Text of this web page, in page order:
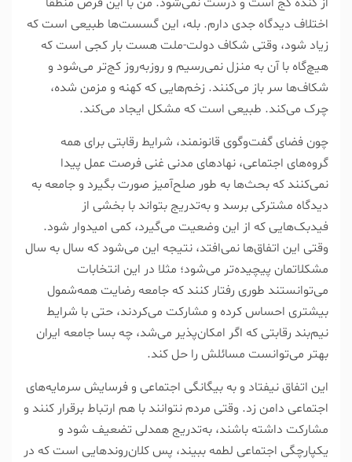
اختلاف دیدگاه جدی دارم. بله، این گسست‌ها طبیعی است که
زیاد شود، وقتی شکاف دولت-ملت هست بار کجی است که
هیچ‌گاه با آن به منزل نمی‌رسیم و روزبه‌روز کج‌تر می‌شود و
شکاف‌ها سر باز می‌کنند. زخم‌هایی که کهنه و مزمن شده،
چرک می‌کند. طبیعی است که مشکل ایجاد می‌کند.
چون فضای گفت‌وگوی قانونمند، شرایط رقابتی برای همه
گروه‌های اجتماعی، نهاد‌های مدنی غنی فرصت عمل پیدا
نمی‌کنند که بحث‌ها به طور صلح‌آمیز صورت بگیرد و جامعه به
دیدگاه مشترکی برسد و به‌تدریج بتواند با بخشی از
فیدبک‌هایی که از این وضعیت می‌گیرد، کمی امیدوار شود.
وقتی این اتفاق‌ها نمی‌افتد، نتیجه این می‌شود که سال به سال
مشکلاتمان پیچیده‌تر می‌شود؛ مثلا در این انتخابات
می‌توانستند طوری رفتار کنند که جامعه رضایت همه‌شمول
بیشتری احساس کرده و مشارکت می‌کردند، حتی با شرایط
نیم‌بند رقابتی که اگر امکان‌پذیر می‌شد، چه بسا جامعه ایران
بهتر می‌توانست مسائلش را حل کند.
این اتفاق نیفتاد و به بیگانگی اجتماعی و فرسایش سرمایه‌های
اجتماعی دامن زد. وقتی مردم نتوانند با هم ارتباط برقرار کنند و
مشارکت داشته باشند، به‌تدریج همدلی تضعیف شود و
یکپارچگی اجتماعی لطمه ببیند، پس کلان‌روند‌هایی است که در